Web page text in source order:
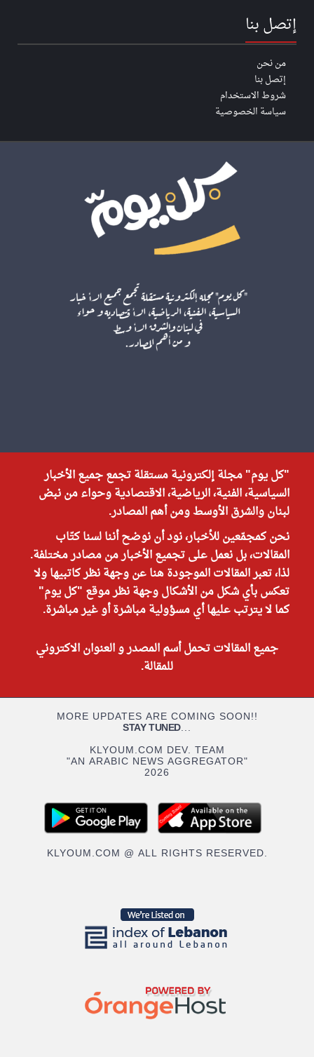
إتصل بنا
من نحن
إتصل بنا
شروط الاستخدام
سياسة الخصوصية
"كل يوم" مجلة إلكترونية مستقلة تجمع جميع الأخبار
السياسية، الفنية، الرياضية، الاقتصادية وحواء من نبض
لبنان والشرق الأوسط ومن أهم المصادر.
نحن كمجمّعين للأخبار، نود أن نوضح أننا لسنا كتّاب
المقالات، بل نعمل على تجميع الأخبار من مصادر مختلفة.
لذا، تعبر المقالات الموجودة هنا عن وجهة نظر كاتبيها ولا
تعكس بأي شكل من الأشكال وجهة نظر موقع "كل يوم"
كما لا يترتب عليها أي مسؤولية مباشرة أو غير مباشرة.
جميع المقالات تحمل أسم المصدر و العنوان الاكتروني
للمقالة.
MORE UPDATES ARE COMING SOON!!
STAY TUNED...
KLYOUM.COM DEV. TEAM
"AN ARABIC NEWS AGGREGATOR"
2026
KLYOUM.COM @ ALL RIGHTS RESERVED.